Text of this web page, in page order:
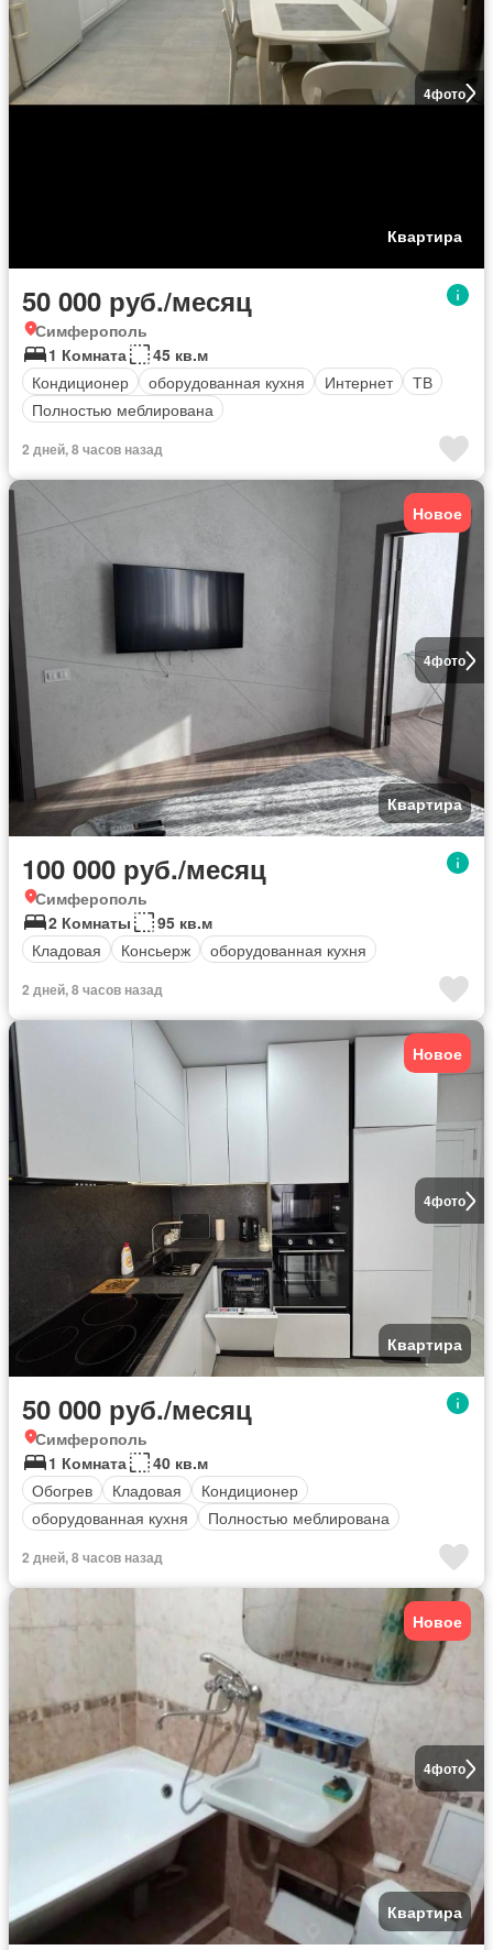
4фото
Квартира
50 000 руб./месяц
Симферополь
1 Комната
45 кв.м
Кондиционер
оборудованная кухня Интернет
ТВ
Полностью меблирована
2 дней, 8 часов назад
4фото
Новое
Квартира
100 000 руб./месяц
Симферополь
2 Комнаты
95 кв.м
Кладовая
Консьерж оборудованная кухня
2 дней, 8 часов назад
4фото
Новое
Квартира
50 000 руб./месяц
Симферополь
1 Комната
40 кв.м
Обогрев
Кладовая
Кондиционер
оборудованная кухня
Полностью меблирована
2 дней, 8 часов назад
4фото
Новое
Квартира